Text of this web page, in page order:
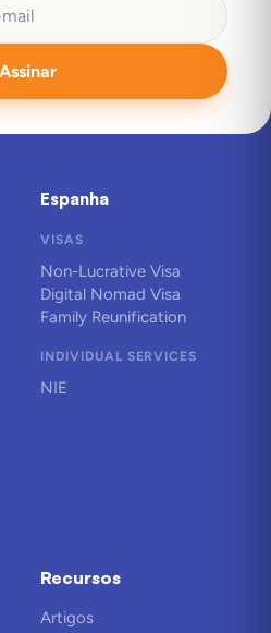
Assinar
Espanha
VISAS
Non-Lucrative Visa
Digital Nomad Visa
Family Reunification
INDIVIDUAL SERVICES
NIE
Recursos
Artigos